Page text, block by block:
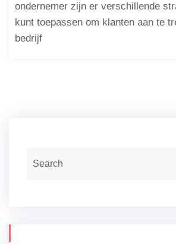
ondernemer zijn er verschillende
kunt toepassen om klanten aan te
bedrijf